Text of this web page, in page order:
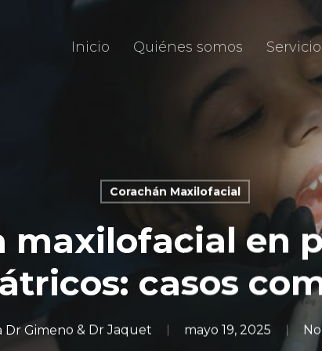
Inicio Quiénes somos
Corachán Maxilofacial
maxilofacial en
casos
Dr Gimeno & Dr Jaquet mayo 19, 2025